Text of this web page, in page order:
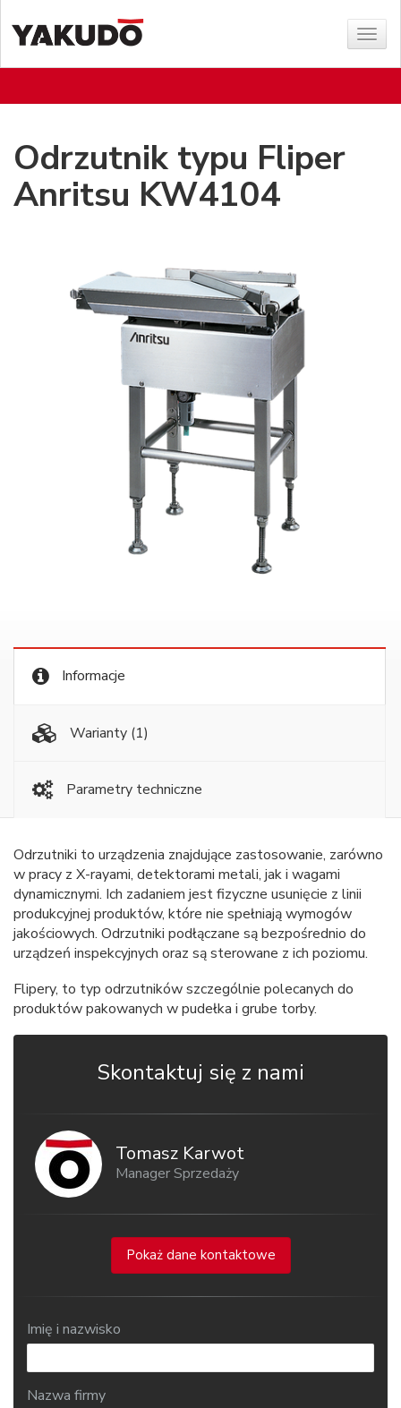
menu
Odrzutnik typu Fliper
Anritsu KW4104
Informacje
Warianty (1)
Parametry techniczne
Odrzutniki to urządzenia znajdujące zastosowanie, zarówno
w pracy z X-rayami, detektorami metali, jak i wagami
dynamicznymi. Ich zadaniem jest fizyczne usunięcie z linii
produkcyjnej produktów, które nie spełniają wymogów
jakościowych. Odrzutniki podłączane są bezpośrednio do
urządzeń inspekcyjnych oraz są sterowane z ich poziomu.
Flipery, to typ odrzutników szczególnie polecanych do
produktów pakowanych w pudełka i grube torby.
Skontaktuj się z nami
Tomasz Karwot
Manager Sprzedaży
Pokaż dane kontaktowe
Imię i nazwisko
Nazwa firmy